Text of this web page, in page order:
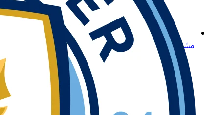
مشاهدة البث المباشر لكرة القدم في مصر